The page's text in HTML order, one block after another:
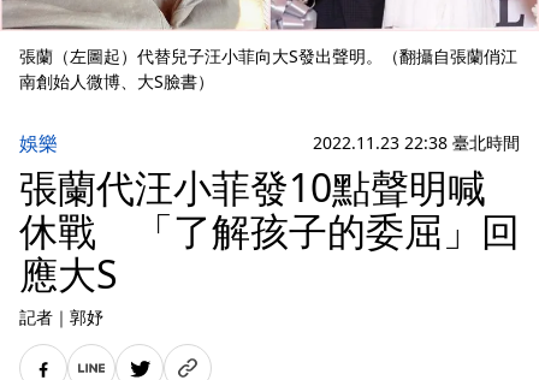
張蘭（左圖起）代替兒子汪小菲向大S發出聲明。（翻攝自張蘭俏江
南創始人微博、大S臉書）
娛樂 2022.11.23 22:38 臺北時間
張蘭代汪小菲發10點聲明喊
休戰 「了解孩子的委屈」回
應大S
記者 ｜ 郭妤